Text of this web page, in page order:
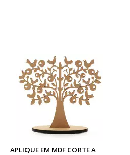
APLIQUE EM MDF CORTE A